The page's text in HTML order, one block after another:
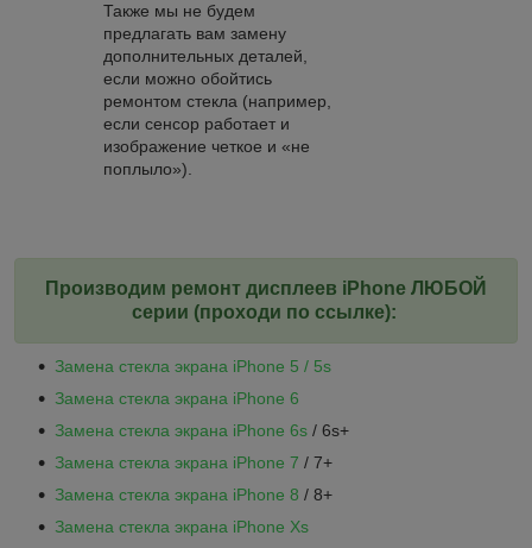
Также мы не будем
предлагать вам замену
дополнительных деталей,
если можно обойтись
ремонтом стекла (например,
если сенсор работает и
изображение четкое и «не
поплыло»).
Производим ремонт дисплеев iPhone ЛЮБОЙ
серии (проходи по ссылке):
Замена стекла экрана iPhone 5 / 5s
Замена стекла экрана iPhone 6
Замена стекла экрана iPhone 6s / 6s+
Замена стекла экрана iPhone 7 / 7+
Замена стекла экрана iPhone 8 / 8+
Замена стекла экрана iPhone Xs